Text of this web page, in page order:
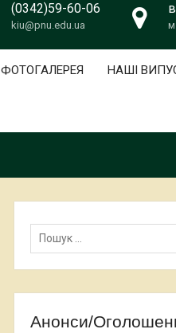
(0342)59-60-06
kiu@pnu.edu.ua
ФОТОГАЛЕРЕЯ НАШІ
Пошук:
Анонси/